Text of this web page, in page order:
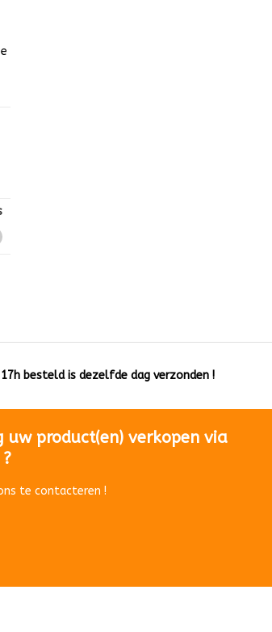
besteld is dezelfde dag verzonden !
uw product(en) verkopen via
te contacteren !